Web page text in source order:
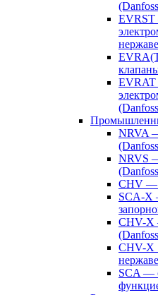
NRVA
NRVS
CHV —
SCA-X
CHV-X
CHV-X
SCA —